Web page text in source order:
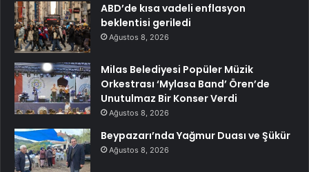
ABD’de kısa vadeli enflasyon
beklentisi geriledi
Ağustos 8, 2026
Milas Belediyesi Popüler Müzik
Orkestrası ‘Mylasa Band’ Ören’de
Unutulmaz Bir Konser Verdi
Ağustos 8, 2026
Beypazarı’nda Yağmur Duası ve Şükür
Ağustos 8, 2026